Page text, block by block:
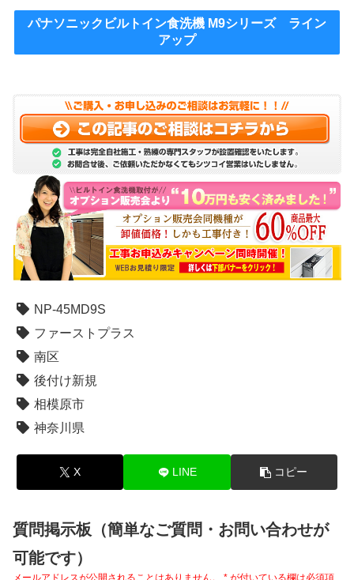
パナソニックビルトイン食洗機 M9シリーズ ライン
アップ
NP-45MD9S
ファーストプラス
南区
後付け新規
相模原市
神奈川県
X LINE コピー
質問掲示板（簡単なご質問・お問い合わせが
可能です）